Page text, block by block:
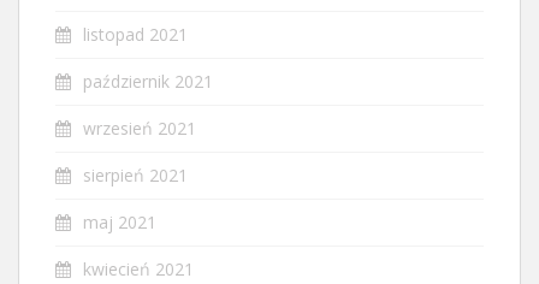
listopad 2021
październik 2021
wrzesień 2021
sierpień 2021
maj 2021
kwiecień 2021